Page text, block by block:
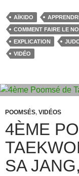
c
e
b
o
k
st
o
d
AÏKIDO
COMMENT FAIRE LE
EXPLICATION
VIDÉO
POOMSÉS, VIDÉOS
4ÈME
SA